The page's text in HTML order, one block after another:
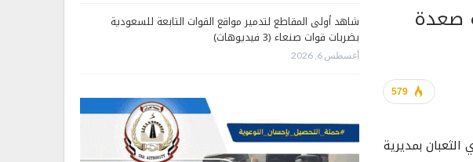
صعدة
579
بمديرية
شاهد أولى المقاطع لتدمير مواقع القوات التابعة للسعودية
بضربات قوات صنعاء (3 فيديوهات)
أغسطس 6, 2026